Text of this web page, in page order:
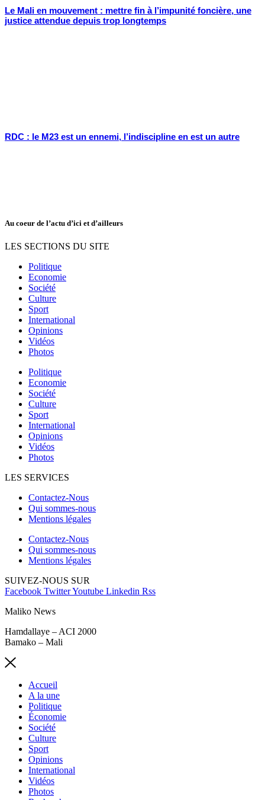
Le Mali en mouvement : mettre fin à l’impunité foncière, une
justice attendue depuis trop longtemps
RDC : le M23 est un ennemi, l’indiscipline en est un autre
Au coeur de l’actu d’ici et d’ailleurs
LES SECTIONS DU SITE
Politique
Economie
Société
Culture
Sport
International
Opinions
Vidéos
Photos
Politique
Economie
Société
Culture
Sport
International
Opinions
Vidéos
Photos
LES SERVICES
Contactez-Nous
Qui sommes-nous
Mentions légales
Contactez-Nous
Qui sommes-nous
Mentions légales
SUIVEZ-NOUS SUR
Facebook TwitterYoutube Linkedin Rss
Maliko News
Hamdallaye – ACI 2000
Bamako – Mali
Accueil
A la une
Politique
Économie
Société
Culture
Sport
Opinions
International
Vidéos
Photos